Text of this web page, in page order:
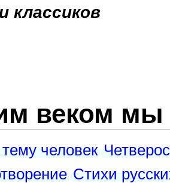
классиков
веком мы
человек
Стихи